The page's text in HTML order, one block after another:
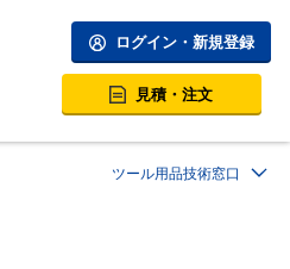
ログイン・新規登録
見積・注文
ツール用品技術窓口